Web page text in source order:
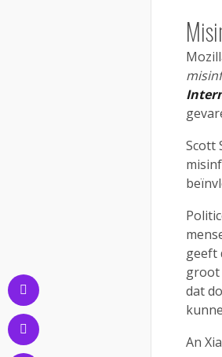
Scott
geeft
groot
dat
An